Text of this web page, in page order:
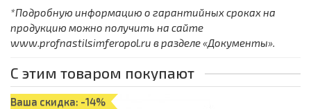
*Подробную информацию о гарантийных сроках на
продукцию можно получить на сайте
www.profnastilsimferopol.ru в разделе «Документы».
С этим товаром покупают
Ваша скидка: -14%